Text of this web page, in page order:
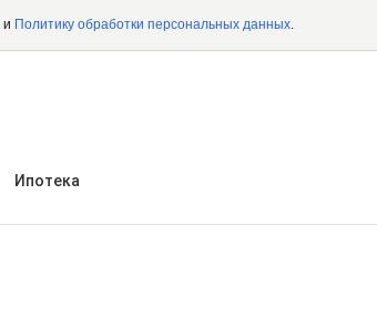
и Политику обработки персональных данных.
Ипотека